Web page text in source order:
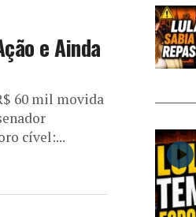
e Ainda
60 mil movida
cível:...